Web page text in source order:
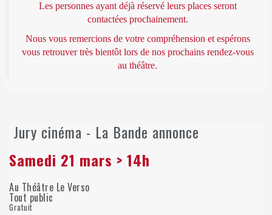
Les personnes ayant déjà réservé leurs places seront
contactées prochainement.
Nous vous remercions de votre compréhension et espérons
vous retrouver très bientôt lors de nos prochains rendez-vous
au théâtre.
Jury cinéma - La Bande annonce
Samedi 21 mars > 14h
Au Théâtre Le Verso
Tout public
Gratuit